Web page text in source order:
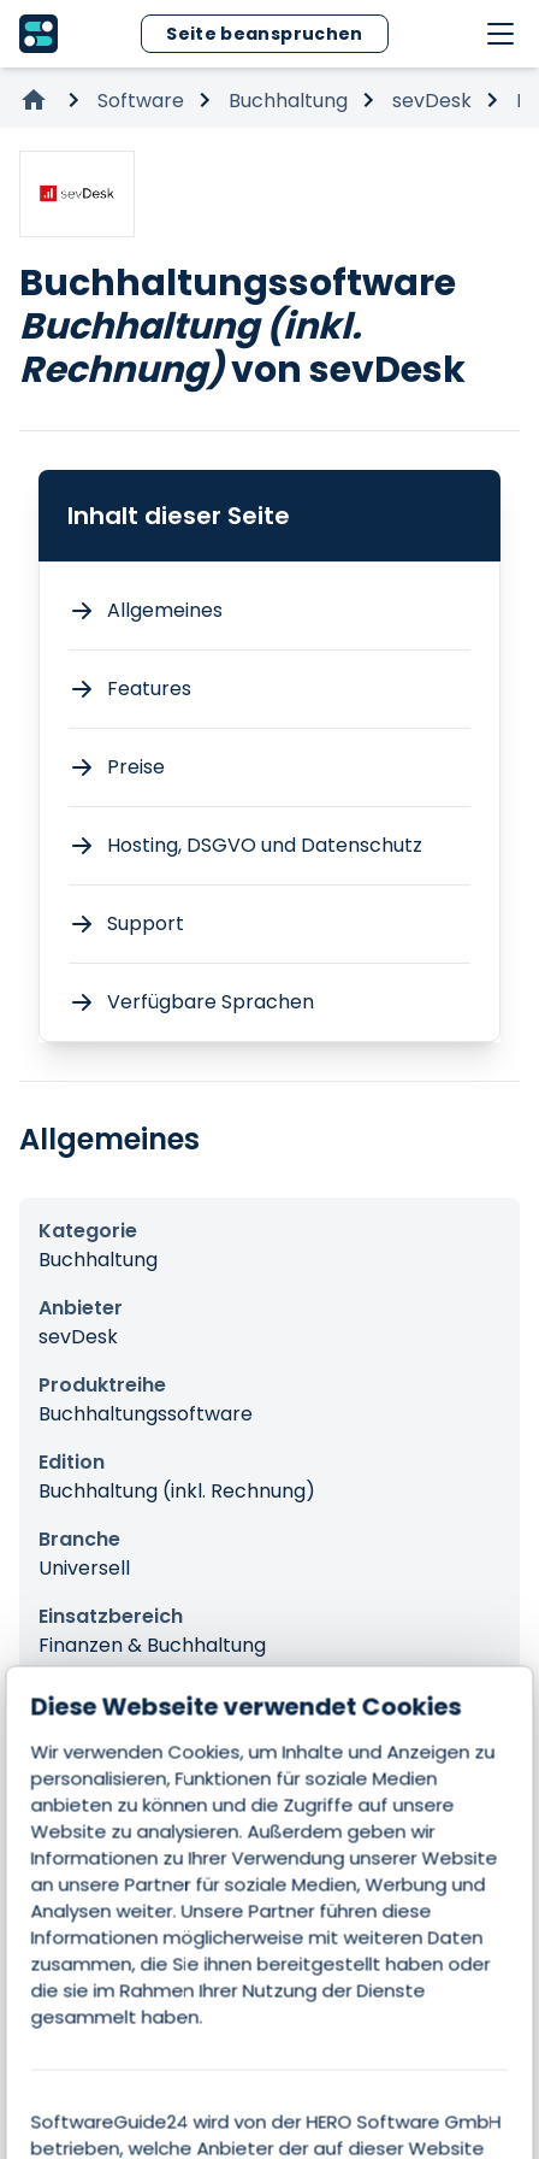
Diese Webseite verwendet Cookies
Wir verwenden Cookies, um Inhalte und Anzeigen zu
personalisieren, Funktionen für soziale Medien
anbieten zu können und die Zugriffe auf unsere
Website zu analysieren. Außerdem geben wir
Informationen zu Ihrer Verwendung unserer Website
an unsere Partner für soziale Medien, Werbung und
Analysen weiter. Unsere Partner führen diese
Informationen möglicherweise mit weiteren Daten
zusammen, die Sie ihnen bereitgestellt haben oder
die sie im Rahmen Ihrer Nutzung der Dienste
gesammelt haben.
SoftwareGuide24 wird von der HERO Software GmbH
betrieben, welche Anbieter der auf dieser Website
Seite beanspruchen
Software Buchhaltung sevDesk
Buchhaltungssoftware
Buchhaltung (inkl.
Rechnung)von sevDesk
Inhalt dieser Seite
Allgemeines
Features
Preise
Hosting, DSGVO und Datenschutz
Support
Verfügbare Sprachen
Allgemeines
Kategorie
Buchhaltung
Anbieter
sevDesk
Produktreihe
Buchhaltungssoftware
Edition
Buchhaltung (inkl. Rechnung)
Branche
Universell
Einsatzbereich
Finanzen & Buchhaltung
Betriebssystem
Cloud, Windows, Linux, macOS
Features
Angebote & Rechnungen
Schnittstellen